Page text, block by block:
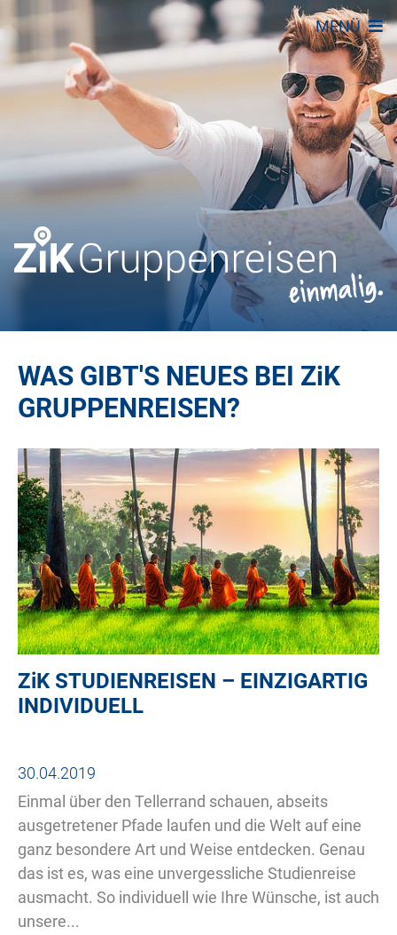
MENÜ
WAS GIBT'S NEUES BEI ZiK
GRUPPENREISEN?
ZiKSTUDIENREISEN – EINZIGARTIG
INDIVIDUELL
30.04.2019
Einmal über den Tellerrand schauen, abseits
ausgetretener Pfade laufen und die Welt auf eine
ganz besondere Art und Weise entdecken. Genau
das ist es, was eine unvergessliche Studienreise
ausmacht. So individuell wie Ihre Wünsche, ist auch
unsere...